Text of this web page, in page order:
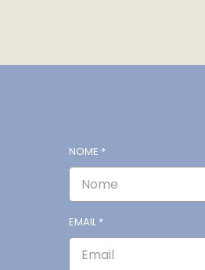
NOME *
EMAIL *